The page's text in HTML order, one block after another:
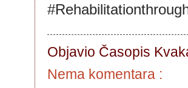
Objavio Časopis
Nema komentara :